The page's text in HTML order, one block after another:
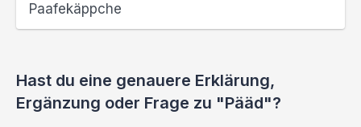
Paafekäppche
Hast du eine genauere Erklärung,
Ergänzung oder Frage zu "Pääd"?